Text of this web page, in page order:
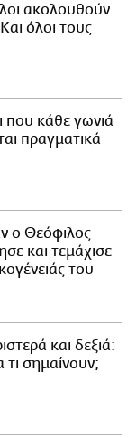
ακολουθούν
όλοι τους
που κάθε γωνιά
πραγματικά
ο Θεόφιλος
και τεμάχισε
του
και δεξιά:
τι σημαίνουν;